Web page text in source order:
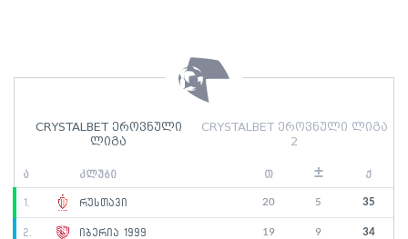
CRYSTALBET ეროვნული
ლიგა
CRYSTALBET ეროვნული ლიგა
2
ა კლუბი თ ± ქ
1. რუსთავი 20 5 35
2. იბერია 1999 19 9 34